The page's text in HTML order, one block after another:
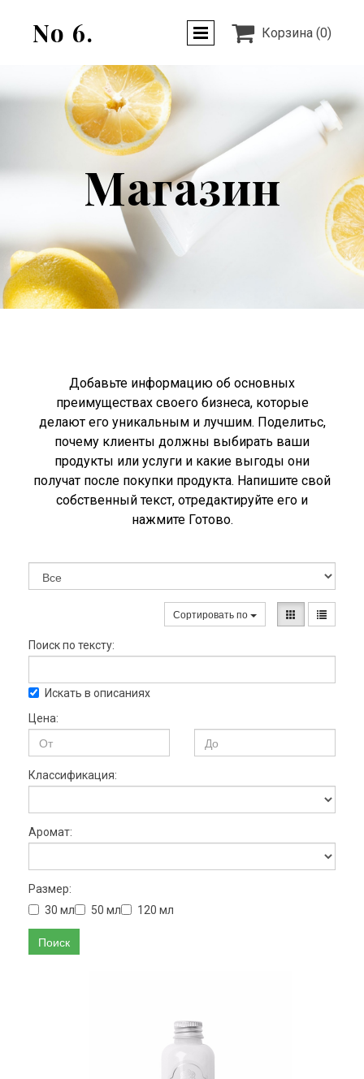
No 6.  Корзина (0)
Магазин
Добавьте информацию об основных
преимуществах своего бизнеса, которые
делают его уникальным и лучшим. Поделитьс,
почему клиенты должны выбирать ваши
продукты или услуги и какие выгоды они
получат после покупки продукта. Напишите свой
собственный текст, отредактируйте его и
нажмите Готово.
Сортировать по
Поиск по тексту:
Искать в описаниях
Цена:
Классификация:
Аромат:
Размер:
30 мл
50 мл 120 мл
Поиск